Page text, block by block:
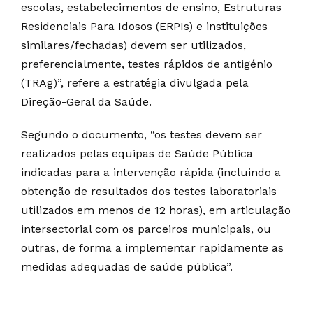
escolas, estabelecimentos de ensino, Estruturas
Residenciais Para Idosos (ERPIs) e instituições
similares/fechadas) devem ser utilizados,
preferencialmente, testes rápidos de antigénio
(TRAg)”, refere a estratégia divulgada pela
Direção-Geral da Saúde.
Segundo o documento, “os testes devem ser
realizados pelas equipas de Saúde Pública
indicadas para a intervenção rápida (incluindo a
obtenção de resultados dos testes laboratoriais
utilizados em menos de 12 horas), em articulação
intersectorial com os parceiros municipais, ou
outras, de forma a implementar rapidamente as
medidas adequadas de saúde pública”.